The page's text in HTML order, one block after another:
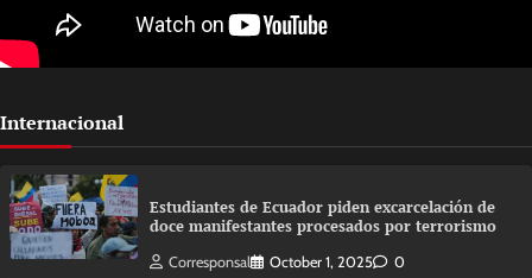
Internacional
Estudiantes de Ecuador piden excarcelación de
doce manifestantes procesados por terrorismo
Corresponsal October 1, 2025 0